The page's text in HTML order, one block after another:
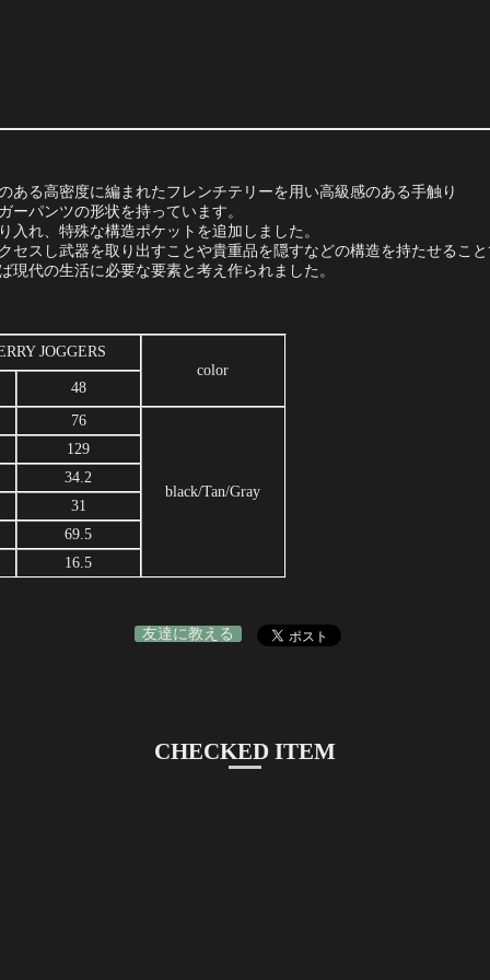
ある高密度に編まれたフレンチテリーを用い高級感のある手触り
パンツの形状を持っています。
れ、特殊な構造ポケットを追加しました。
セスし武器を取り出すことや貴重品を隠すなどの構造を持たせるこ
代の生活に必要な要素と考え作られました。
JOGGERS
color
48
76
black/Tan/Gray
129
34.2
31
69.5
16.5
友達に教える
CHECKED ITEM